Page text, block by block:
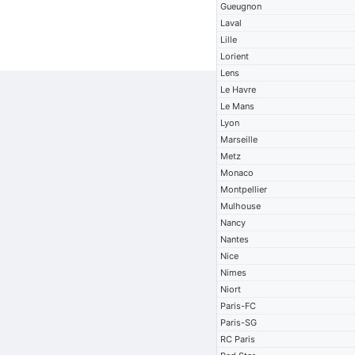
Gueugnon
Laval
Lille
Lorient
Lens
Le Havre
Le Mans
Lyon
Marseille
Metz
Monaco
Montpellier
Mulhouse
Nancy
Nantes
Nice
Nimes
Niort
Paris-FC
Paris-SG
RC Paris